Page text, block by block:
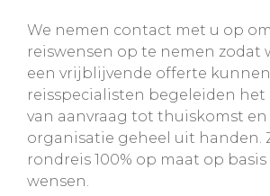
We nemen contact met u op
reiswensen op te nemen zodat
een vrijblijvende offerte
reisspecialisten begeleiden het
van aanvraag tot thuiskomst
organisatie geheel uit handen.
rondreis 100% op maat op
wensen.